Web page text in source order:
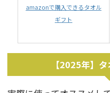
amazonで購入できるタオル
ギフト
【2025年】